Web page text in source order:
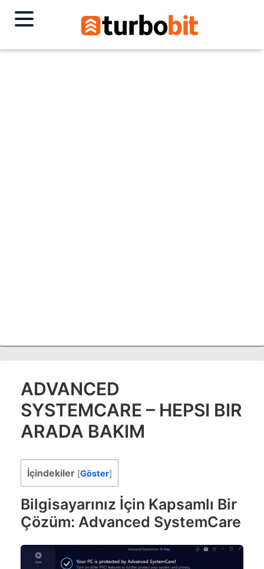
ADVANCED
SYSTEMCARE – HEPSI BIR
ARADA BAKIM
İçindekiler [Göster]
Bilgisayarınız İçin Kapsamlı Bir
Çözüm: Advanced SystemCare